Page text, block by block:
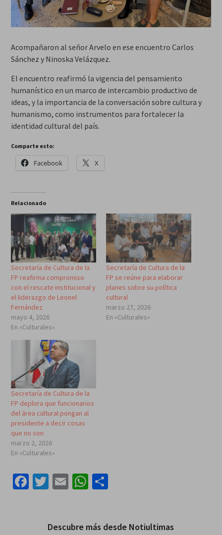
Acompañaron al señor Arvelo en ese encuentro Carlos
Sánchez y Ninoska Velázquez.
El encuentro reafirmó la vigencia del pensamiento
humanístico en un marco de intercambio productivo de
ideas, y la importancia de la conversación sobre cultura y
humanismo, como instrumentos para fortalecer la
identidad cultural del país.
Comparte esto:
Facebook X
Relacionado
Secretaría de Cultura de la
FP reafirma compromiso
con el rescate institucional y
el liderazgo de Leonel
Fernández
mayo 4, 2026
En «Culturales»
Secretaría de Cultura de la
FP se reúne para elaborar
planes sobre su política
cultural
marzo 27, 2026
En «Culturales»
Secretaría de Cultura de la
FP deplora que funcionarios
del área cultural pongan al
presidente a decir cosas
que no son
marzo 2, 2026
En «Culturales»
Facebook
Twitter
EmailWhatsApp
Compartir
Descubre más desde Notiultimas